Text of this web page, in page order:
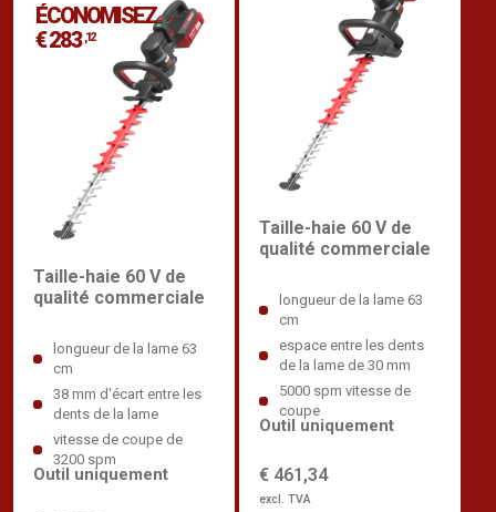
ÉCONOMISEZ
€ 283 ,12
Taille-haie 60 V de
qualité commerciale
longueur de la lame 63
cm
38 mm d'écart entre les
dents de la lame
vitesse de coupe de
3200 spm
Outil uniquement
Taille-haie 60 V de
qualité commerciale
longueur de la lame 63
cm
espace entre les dents
de la lame de 30 mm
5000 spm vitesse de
coupe
€ 461,34
excl. TVA
Outil uniquement